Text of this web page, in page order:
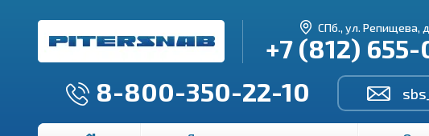
СПб., ул. Репищева,
+7 (812) 655-
8-800-350-22-10